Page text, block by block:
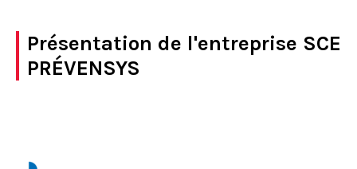
Présentation de l'entreprise SCE
PRÉVENSYS